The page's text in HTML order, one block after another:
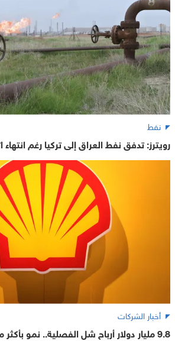
نفط
رويترز: تدفق نفط العراق إلى تركيا رغم
أخبار الشركات
9.8 مليار دولار أرباح شل الفصلية.. نمو بأكثر من الضعف